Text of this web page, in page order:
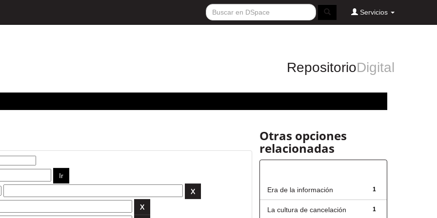
Servicios
RepositorioDigital
Otras opciones
relacionadas
1
Era de la información
1
La cultura de cancelación